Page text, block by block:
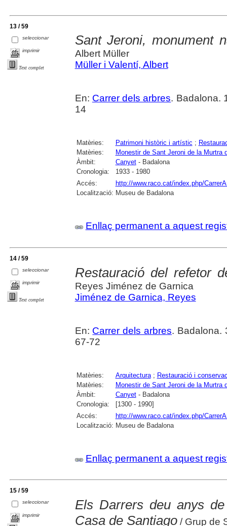
13 / 59
seleccionar
imprimir
Text complet
Sant Jeroni, monument
Albert Müller
Müller i Valentí, Albert
En: Carrer dels arbres. Badalona.
14
Matèries: Patrimoni històric i artístic ;
Matèries:
Monestir de Sant Jeroni de la Murtra
Àmbit:
Canyet- Badalona
Cronologia:
1933 - 1980
Accés:
http://www.raco.cat/index.php/
Localització: Museu de Badalona
Enllaç permanent a aquest
14 / 59
seleccionar
imprimir
Text complet
Restauració del refetor
Reyes Jiménez de Garnica
Jiménez de Garnica, Reyes
En: Carrer dels arbres. Badalona.
67-72
Matèries: Arquitectura; Restauració i
Matèries:
Monestir de Sant Jeroni de la Murtra
Àmbit:
Canyet- Badalona
Cronologia:
[1300 - 1990]
Accés:
http://www.raco.cat/index.php/
Localització: Museu de Badalona
Enllaç permanent a aquest
15 / 59
seleccionar
imprimir
Els Darrers deu anys
Casa de Santiago/ Grup de